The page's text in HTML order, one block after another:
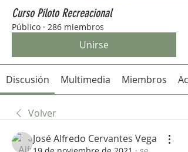
Curso Piloto Recreacional
Público · 286 miembros
Unirse
Discusión Multimedia Miembros
Volver
José Alfredo Cervantes Vega